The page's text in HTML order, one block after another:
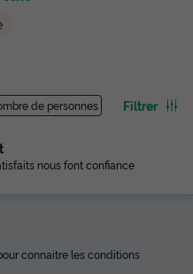
de personnes Filtrer
nous font confiance
connaitre les conditions